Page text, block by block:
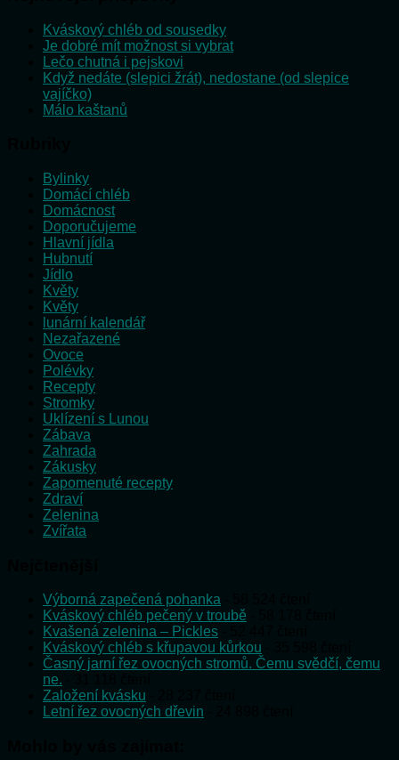
Kváskový chléb od sousedky
Je dobré mít možnost si vybrat
Lečo chutná i pejskovi
Když nedáte (slepici žrát), nedostane (od slepice
vajíčko)
Málo kaštanů
Bylinky
Domácí chléb
Domácnost
Doporučujeme
Hlavní jídla
Hubnutí
Jídlo
Květy
Květy
lunární kalendář
Nezařazené
Ovoce
Polévky
Recepty
Stromky
Uklízení s Lunou
Zábava
Zahrada
Zákusky
Zapomenuté recepty
Zdraví
Zelenina
Zvířata
Výborná zapečená pohanka
Kváskový chléb pečený v troubě
Kvašená zelenina – Pickles
Kváskový chléb s křupavou kůrkou
Časný jarní řez ovocných stromů. Čemu svědčí, čemu
ne.
Založení kvásku
Letní řez ovocných dřevin